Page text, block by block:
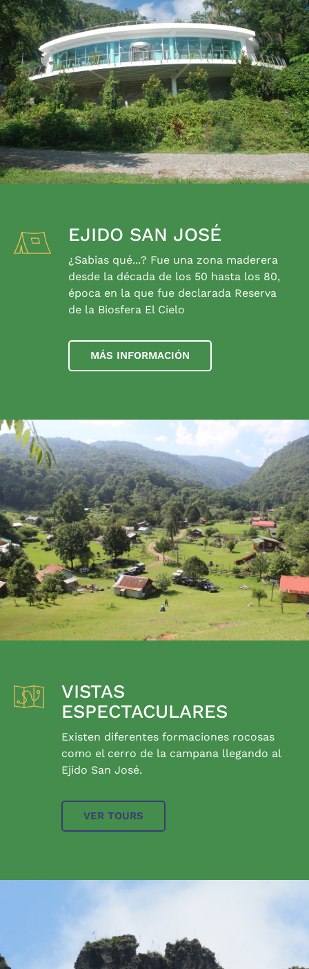
EJIDO SAN JOSÉ
¿Sabias qué...? Fue una zona maderera
desde la década de los 50 hasta los 80,
época en la que fue declarada Reserva
de la Biosfera El Cielo
MÁS INFORMACIÓN
VISTAS
ESPECTACULARES
Existen diferentes formaciones rocosas
como el cerro de la campana llegando al
Ejido San José.
VER TOURS